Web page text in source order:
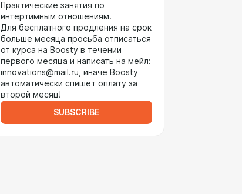
Практические занятия по
интертимным отношениям.
Для бесплатного продления на срок
больше месяца просьба отписаться
от курса на Boosty в течении
первого месяца и написать на мейл:
innovations@mail.ru, иначе Boosty
автоматически спишет оплату за
второй месяц!
SUBSCRIBE